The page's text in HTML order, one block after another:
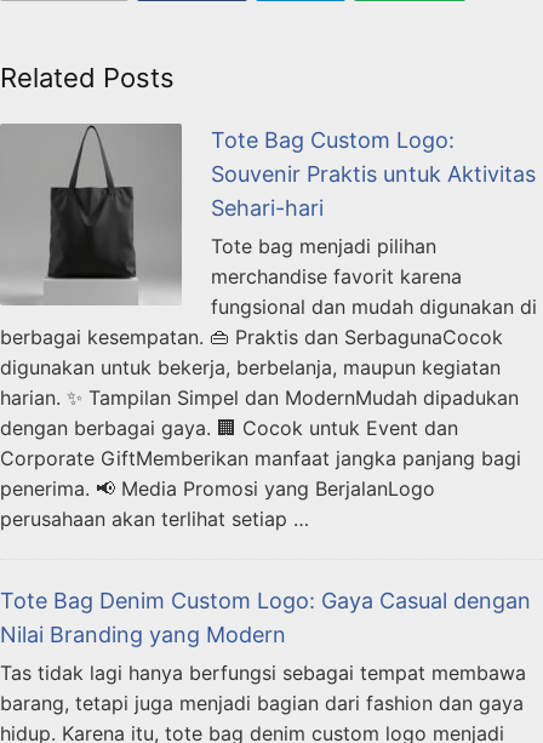
Related Posts
Tote Bag Custom Logo:
Souvenir Praktis untuk Aktivitas
Sehari-hari
Tote bag menjadi pilihan
merchandise favorit karena
fungsional dan mudah digunakan di
berbagai kesempatan. 👜 Praktis dan SerbagunaCocok
digunakan untuk bekerja, berbelanja, maupun kegiatan
harian. ✨ Tampilan Simpel dan ModernMudah dipadukan
dengan berbagai gaya. 🏢 Cocok untuk Event dan
Corporate GiftMemberikan manfaat jangka panjang bagi
penerima. 📢 Media Promosi yang BerjalanLogo
perusahaan akan terlihat setiap …
Tote Bag Denim Custom Logo: Gaya Casual dengan
Nilai Branding yang Modern
Tas tidak lagi hanya berfungsi sebagai tempat membawa
barang, tetapi juga menjadi bagian dari fashion dan gaya
hidup. Karena itu, tote bag denim custom logo menjadi